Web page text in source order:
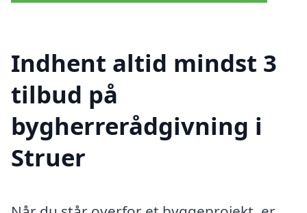
Indhent altid mindst 3
tilbud på
bygherrerådgivning i
Struer